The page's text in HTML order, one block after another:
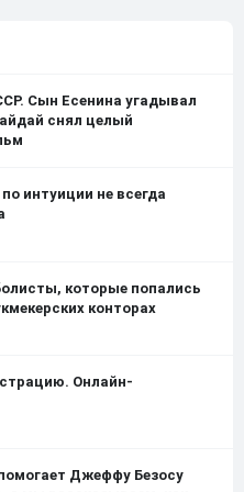
Сын Есенина угадывал
снял целый
интуиции не всегда
которые попались
конторах
Онлайн-
Джеффу Безосу